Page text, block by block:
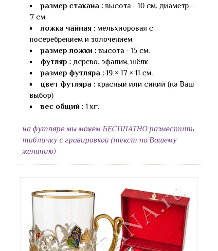
размер стакана : высота - 10 см, диаметр -
7 см
ложка чайная : мельхиоровая с
посеребрением и золочением
размер ложки : высота - 15 см.
футляр : дерево, эфалин, шёлк
размер футляра : 19 × 17 × 11 см.
цвет футляра : красный или синий (на Ваш
выбор)
вес общий : 1 кг.
на футляре мы можем БЕСПЛАТНО разместить
табличку с гравировкой (текст по Вашему
желанию)